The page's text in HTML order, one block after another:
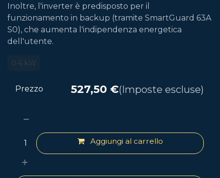
Inoltre, l'inverter è predisposto per il
funzionamento in backup (tramite SmartGuard 63A
S0), che aumenta l'indipendenza energetica
dell'utente.
0-6 kW
Aggiungi al carrello
Prezzo 527,50 €(Imposte escluse)